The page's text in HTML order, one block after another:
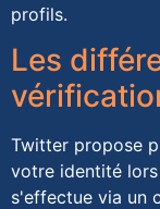
profils.
Les
Twitter propose
votre identité
s'effectue via un